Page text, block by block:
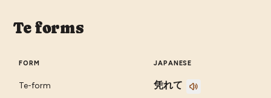
Te forms
FORM JAPANESE
Te-form 凭れて